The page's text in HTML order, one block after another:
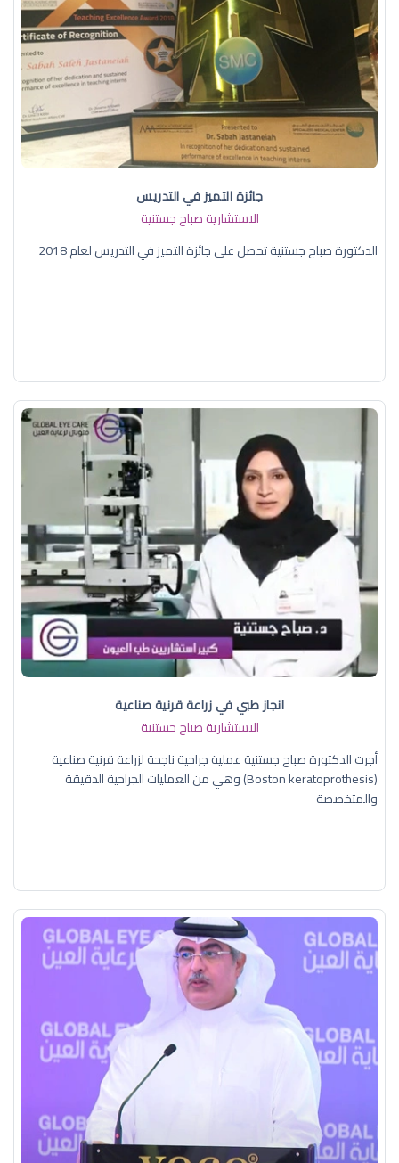
جائزة التميز في التدريس
الاستشارية صباح جستنية
الدكتورة صباح جستنية تحصل على جائزة التميز في التدريس لعام 2018
انجاز طبي في زراعة قرنية صناعية
الاستشارية صباح جستنية
أجرت الدكتورة صباح جستنية عملية جراحية ناجحة لزراعة قرنية صناعية
(Boston keratoprothesis) وهي من العمليات الجراحية الدقيقة
والمتخصصة